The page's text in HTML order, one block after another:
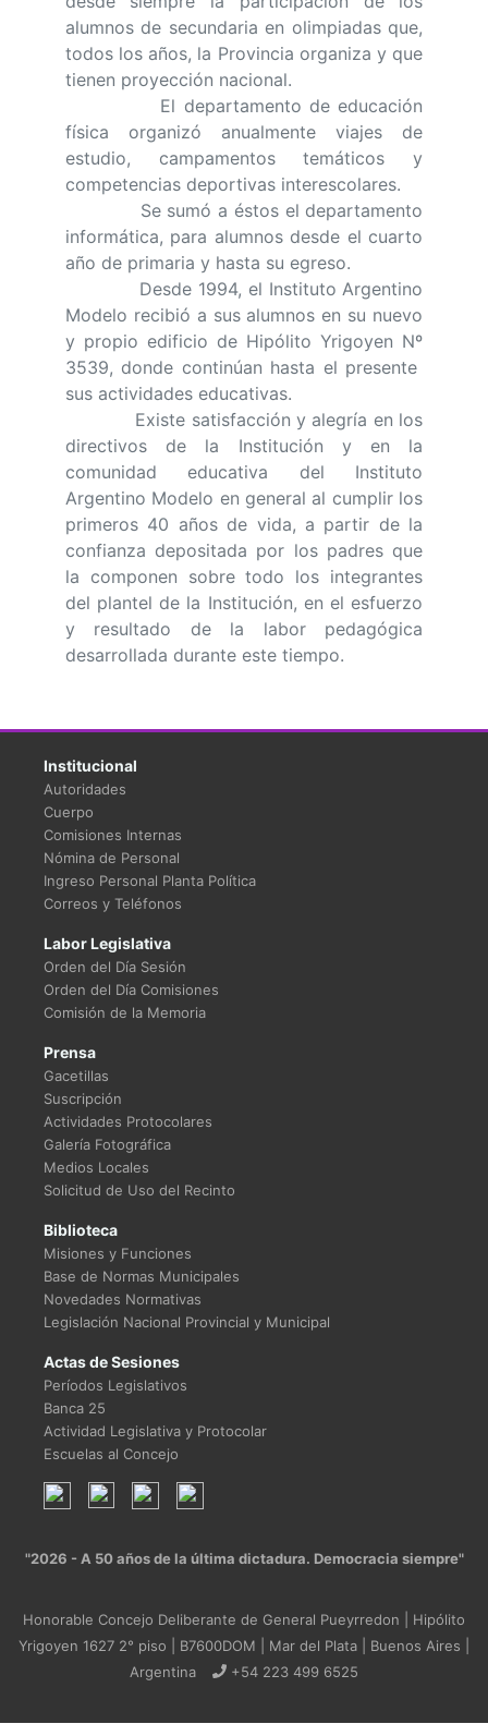
alumnos de secundaria en olimpiadas que,
todos los años, la Provincia organiza y que
tienen proyección nacional.
El departamento de educación
física organizó anualmente viajes de
estudio, campamentos temáticos y
competencias deportivas interescolares.
Se sumó a éstos el departamento
informática, para alumnos desde el cuarto
año de primaria y hasta su egreso.
Desde 1994, el Instituto Argentino
Modelo recibió a sus alumnos en su nuevo
y propio edificio de Hipólito Yrigoyen Nº
3539, donde continúan hasta el presente
sus actividades educativas.
Existe satisfacción y alegría en los
directivos de la Institución y en la
comunidad educativa del Instituto
Argentino Modelo en general al cumplir los
primeros 40 años de vida, a partir de la
confianza depositada por los padres que
la componen sobre todo los integrantes
del plantel de la Institución, en el esfuerzo
y resultado de la labor pedagógica
desarrollada durante este tiempo.
Institucional
Autoridades
Cuerpo
Comisiones Internas
Nómina de Personal
Ingreso Personal Planta Política
Correos y Teléfonos
Labor Legislativa
Orden del Día Sesión
Orden del Día Comisiones
Comisión de la Memoria
Prensa
Gacetillas
Suscripción
Actividades Protocolares
Galería Fotográfica
Medios Locales
Solicitud de Uso del Recinto
Biblioteca
Misiones y Funciones
Base de Normas Municipales
Novedades Normativas
Legislación Nacional Provincial y Municipal
Actas de Sesiones
Períodos Legislativos
Banca 25
Actividad Legislativa y Protocolar
Escuelas al Concejo
"2026 - A 50 años de la última dictadura. Democracia siempre"
Honorable Concejo Deliberante de General Pueyrredon | Hipólito
Yrigoyen 1627 2° piso | B7600DOM | Mar del Plata | Buenos Aires |
Argentina
+54 223 499 6525